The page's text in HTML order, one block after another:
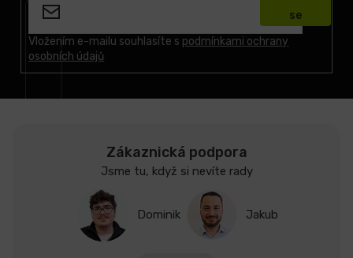
Vložením e-mailu souhlasíte s podmínkami ochrany
osobních údajů
se
Zákaznická podpora
Jsme tu, když si nevíte rady
Dominik Jakub